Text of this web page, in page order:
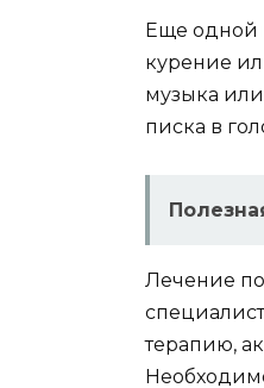
Еще одной
курение
музыка
писка в
Лечение
терапию,